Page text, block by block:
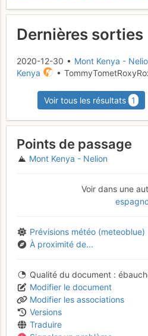
Dernières sorties
2020-12-30 • Mont Kenya -
Kenya
•
Voir tous les résultats 1
Points de passage
Mont Kenya - Nelion
Voir dans une
Prévisions météo (meteoblue)
À proximité de...
Qualité du document
Modifier le document
Modifier les associations
Versions
Traduire